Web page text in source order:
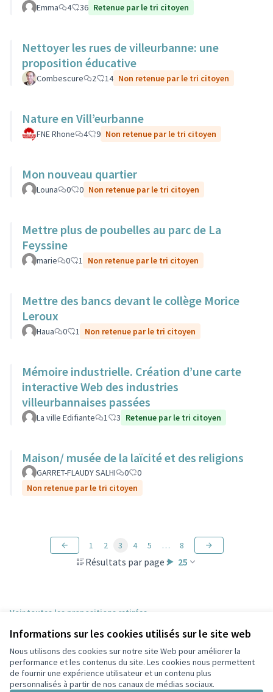
Informations sur les cookies utilisés sur le site web
Nous utilisons des cookies sur notre site Web pour améliorer la
performance et les contenus du site. Les cookies nous permettent
de fournir une expérience utilisateur et un contenu plus
personnalisés à partir de nos canaux de médias sociaux.
Emma 4 36 Retenue par le tri citoyen
Nettoyer les rues de villeurbanne: une
proposition éducative
Combescure 2 14 Non retenue par le tri citoyen
Nature en Vill’eurbanne
FNE Rhone 4 9 Non retenue par le tri citoyen
Mon nouveau quartier
Louna 0 0 Non retenue par le tri citoyen
Mettre plus de poubelles au parc de La
Feyssine
marie 0 1 Non retenue par le tri citoyen
Mettre des bancs devant le collège Morice
Leroux
Haua 0 1 Non retenue par le tri citoyen
Mémoire industrielle. Création d’une carte
interactive Web des industries
villeurbannaises passées
La ville Edifiante 1 3 Retenue par le tri citoyen
Maison/ musée de la laïcité et des religions
GARRET-FLAUDY SALHI 0
0
Non retenue par le tri citoyen
Résultats par page : 25
1 2 3 4 5 … 8
Voir toutes les propositions retirées
Conditions d'utilisation
Paramètres des cookies
Participez Villeurbanne sur X
Participez Villeurbanne sur Facebook
Participez Villeurbanne sur Instagram
Participez Villeurbanne sur YouTube